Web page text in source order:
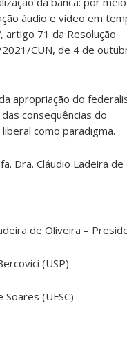
áudio e vídeo em
artigo 71 da Resolução
CUN, de 4 de
apropriação do
consequências do
como paradigma.
Dra. Cláudio Ladeira de
de Oliveira –
(USP)
Soares (UFSC)